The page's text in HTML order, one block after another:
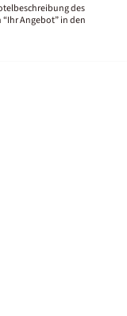
des
Angebot” in den